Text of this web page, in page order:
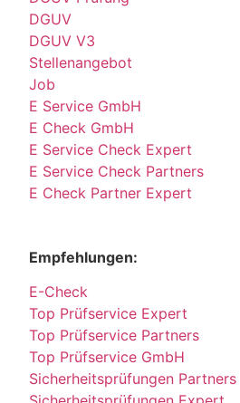
DGUV
DGUV V3
Stellenangebot
Job
E Service GmbH
E Check GmbH
E Service Check Expert
E Service Check Partners
E Check Partner Expert
Empfehlungen:
E-Check
Top Prüfservice Expert
Top Prüfservice Partners
Top Prüfservice GmbH
Sicherheitsprüfungen Partners